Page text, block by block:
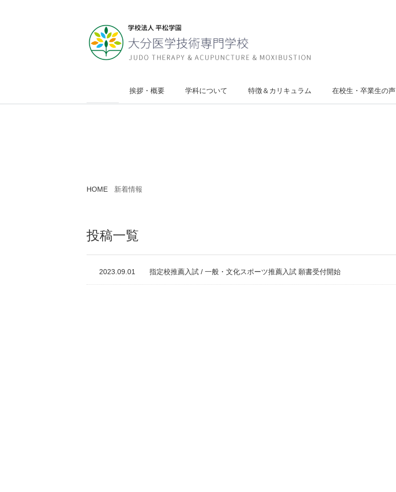
挨拶・概要 学科について 特徴＆カリキュラム 在校生・卒業生の声
HOME 新着情報
投稿一覧
2023.09.01 指定校推薦入試 / 一般・文化スポーツ推薦入試 願書受付開始